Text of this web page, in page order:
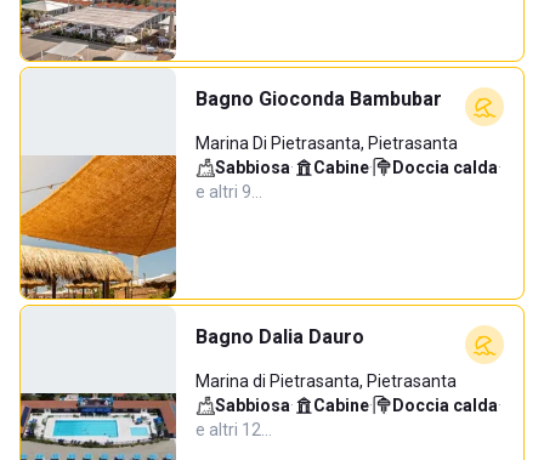
Bagno Gioconda Bambubar
Marina Di Pietrasanta, Pietrasanta
Sabbiosa· Cabine· Doccia calda·
e altri 9…
Bagno Dalia Dauro
Marina di Pietrasanta, Pietrasanta
Sabbiosa· Cabine· Doccia calda·
e altri 12…